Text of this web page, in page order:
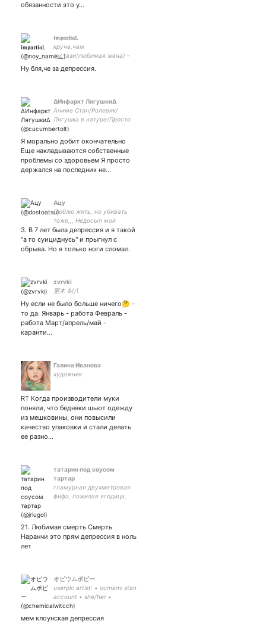
обязанности это у…
𝖎𝖒𝖕𝖆𝖗𝖙𝖎𝖆𝖑.
круче,чем
экстази(любимая жена) -
только отписка,малыш.
Ну бля,че за депрессия.
∆Инфаркт Лягушки∆
Аниме Стан/Ролевик/
Лягушка в натуре/Просто
хочет поспать
Я морально добит окончательно
Еще накладываются собственные
проблемы со здоровьем Я просто
держался на последних не…
Ацу
Люблю жить, но убивать
тоже,,, Недосып мой
недосыып Хочу
попробовать кофе Жру
трупики в ожидании когда
3. В 7 лет была депрессия и я такой
"а го суициднусь" и прыгнул с
обрыва. Но я только ноги сломал.
zvrvki
更木 剣八
Ну если не было больше ничего🤔 -
то да. Январь - работа Февраль -
работа Март/апрель/май -
каранти…
Галина Иванова
художник
RT Когда производители муки
поняли, что бедняки шьют одежду
из мешковины, они повысили
качество упаковки и стали делать
ее разно…
татарин под соусом
тартар
гламурная двухметровая
фифа, пожилая ягодица,
21. Любимая смерть Смерть
Наранчи это прям депрессия в ноль
лет
オピウムポピー
userpic artist: • oumami stan
account • she/her •
ru/uk/en • mcr, classic rock,
private
мем клоунская депрессия